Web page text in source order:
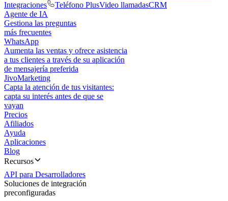
Integraciones
Teléfono PlusVideo llamadasCRM
Agente de IA
Gestiona las preguntas
más frecuentes
WhatsApp
Aumenta las ventas y ofrece asistencia
a tus clientes a través de su aplicación
de mensajería preferida
JivoMarketing
Capta la atención de tus visitantes:
capta su interés antes de que se
vayan
Precios
Afiliados
Ayuda
Aplicaciones
Blog
Recursos
API para Desarrolladores
Soluciones de integración
preconfiguradas